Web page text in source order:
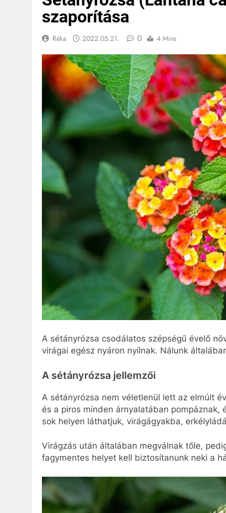
szaporítása
Réka 2022.05.21. 0 4 Mins
A sétányrózsa csodálatos szépségű évelő
virágai egész nyáron nyílnak. Nálunk
A sétányrózsa jellemzői
A sétányrózsa nem véletlenül lett az elmúlt
és a piros minden árnyalatában
sok helyen láthatjuk, virágágyakba,
Virágzás után általában megválnak tőle,
fagymentes helyet kell biztosítanunk neki a